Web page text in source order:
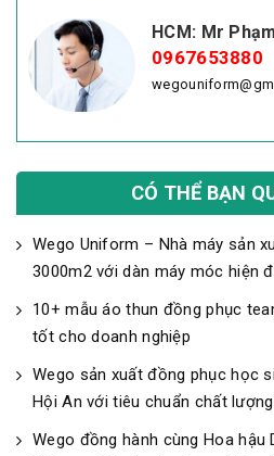
HCM: Mr
0967653880
CÓ THỂ BẠN
Wego Uniform – Nhà máy sản
3000m2 với dàn máy móc hiện
10+ mẫu áo thun đồng phục
tốt cho doanh nghiệp
Wego sản xuất đồng phục học
Hội An với tiêu chuẩn chất
Wego đồng hành cùng Hoa hậu